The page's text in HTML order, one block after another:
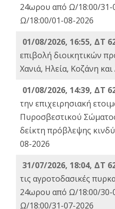
24ωρου από Ω/18:00/31-
Ω/18:00/01-08-2026
01/08/2026, 16:55, ΔΤ
επιβολή διοικητικών
Χανιά, Ηλεία, Κοζάνη και
01/08/2026, 14:39, ΔΤ
την επιχειρησιακή
Πυροσβεστικού
δείκτη πρόβλεψης
08-2026
31/07/2026, 18:04, ΔΤ
τις αγροτοδασικές
24ωρου από Ω/18:00/30-
Ω/18:00/31-07-2026